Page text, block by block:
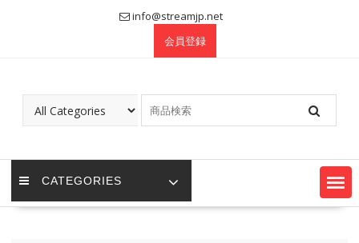
info@streamjp.net
会員登録
CATEGORIES